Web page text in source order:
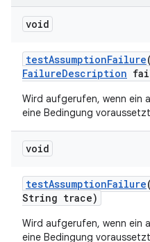
void
testAssumptionFailure(
FailureDescription
Wird aufgerufen, wenn ein
eine Bedingung
void
testAssumptionFailure(
String trace)
Wird aufgerufen, wenn ein
eine Bedingung